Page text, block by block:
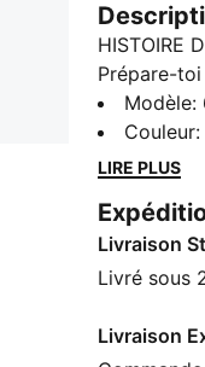
HISTOIRE
Prépare-
BMW M
date se
année,
shirt
DÉTAILS
Modèle:
Couleur:
LIRE PLUS
Livraison
Livré sous
Livraison